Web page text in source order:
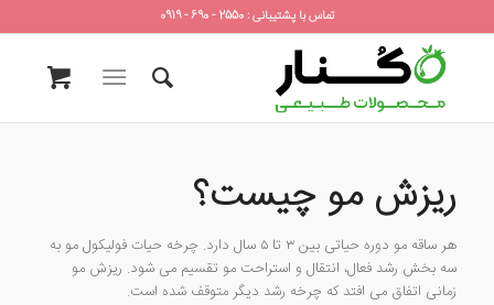
تماس با پشتیبانی : 2550 - 690 - 0919
ریزش مو چیست؟
هر ساقه مو دوره حیاتی بین ۳ تا ۵ سال دارد. چرخه حیات فولیکول مو به
سه بخش رشد فعال، انتقال و استراحت مو تقسیم می شود. ریزش مو
زمانی اتفاق می افتد که چرخه رشد دیگر متوقف شده است.